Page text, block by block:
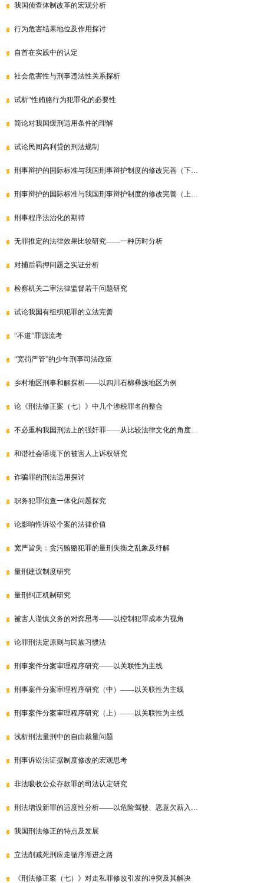
我国侦查体制改革的宏观分析
行为危害结果地位及作用探讨
自首在实践中的认定
社会危害性与刑事违法性关系探析
试析“性贿赂行为犯罪化的必要性
简论对我国缓刑适用条件的理解
试论民间高利贷的刑法规制
刑事辩护的国际标准与我国刑事辩护制度的修改完善（下…
刑事辩护的国际标准与我国刑事辩护制度的修改完善（上…
刑事程序法治化的期待
无罪推定的法律效果比较研究——一种历时分析
对捕后羁押问题之实证分析
检察机关二审法律监督若干问题研究
试论我国有组织犯罪的立法完善
“不道”罪源流考
“宽罚严管”的少年刑事司法政策
乡村地区刑事和解探析——以四川石棉彝族地区为例
论《刑法修正案（七）》中几个涉税罪名的整合
不必重构我国刑法上的强奸罪——从比较法律文化的角度…
和谐社会语境下的被害人上诉权研究
诈骗罪的刑法适用探讨
职务犯罪侦查一体化问题探究
论影响性诉讼个案的法律价值
宽严皆失：贪污贿赂犯罪的量刑失衡之乱象及纾解
量刑建议制度研究
量刑纠正机制研究
被害人谨慎义务的对弈思考——以控制犯罪成本为视角
论罪刑法定原则与民族习惯法
刑事案件分案审理程序研究——以关联性为主线
刑事案件分案审理程序研究（中）——以关联性为主线
刑事案件分案审理程序研究（上）——以关联性为主线
浅析刑法量刑中的自由裁量问题
刑事诉讼法证据制度修改的宏观思考
非法吸收公众存款罪的司法认定研究
刑法增设新罪的适度性分析——以危险驾驶、恶意欠薪入…
我国刑法修正的特点及发展
立法削减死刑应走循序渐进之路
《刑法修正案（七）》对走私罪修改引发的冲突及其解决